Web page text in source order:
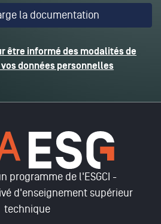
être informé des modalités de
données personnelles
programme de l'ESGCI -
d'enseignement supérieur
technique